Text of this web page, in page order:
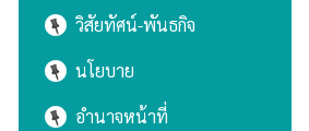
วิสัยทัศน์-พันธกิจ
นโยบาย
อำนาจหน้าที่